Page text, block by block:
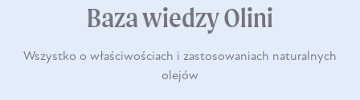
Baza wiedzy Olini
Wszystko o właściwościach i zastosowaniach naturalnych
olejów